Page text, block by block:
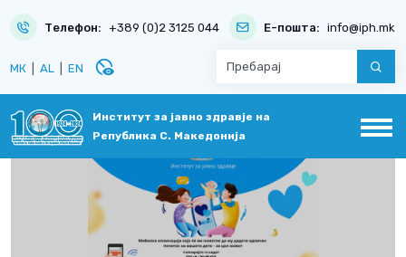
Телефон: +389 (0)2 3125 044 Е-пошта: info@iph.mk
МК AL EN disabled_visible
Институт за јавно здравје на
Република С. Македонија